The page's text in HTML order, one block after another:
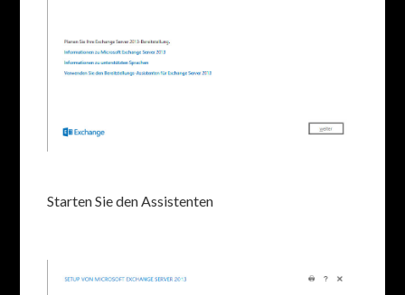
Starten Sie den Assistenten